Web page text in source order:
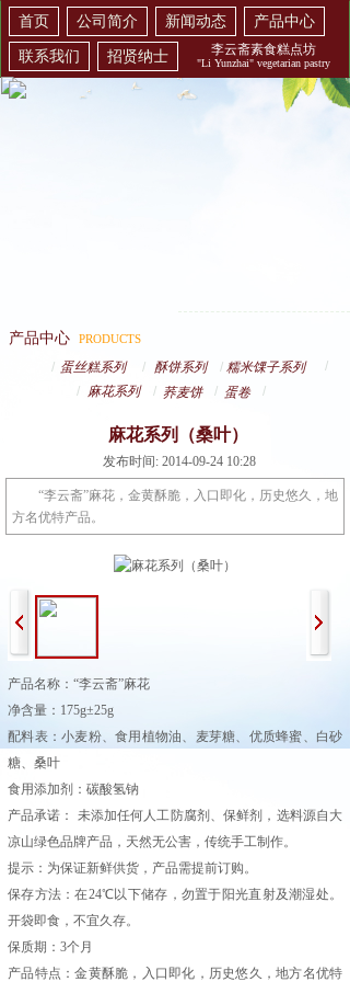
首页 公司简介 新闻动态
产品中心
联系我们
招贤纳士 李云斋素食糕点坊
"Li Yunzhai" vegetarian pastry
产品中心 PRODUCTS
糯米馃子系列
酥饼系列
蛋丝糕系列 /
/
/
/
麻花系列
荞麦饼 蛋卷
/ /
/ /
麻花系列（桑叶）
发布时间: 2014-09-24 10:28
“李云斋”麻花，金黄酥脆，入口即化，历史悠久，地
方名优特产品。
产品名称：“李云斋”麻花
净含量：175g±25g
配料表：小麦粉、食用植物油、麦芽糖、优质蜂蜜、白砂
糖、桑叶
食用添加剂：碳酸氢钠
产品承诺： 未添加任何人工防腐剂、保鲜剂，选料源自大
凉山绿色品牌产品，天然无公害，传统手工制作。
提示：为保证新鲜供货，产品需提前订购。
保存方法：在24℃以下储存，勿置于阳光直射及潮湿处。
开袋即食，不宜久存。
保质期：3个月
产品特点：金黄酥脆，入口即化，历史悠久，地方名优特